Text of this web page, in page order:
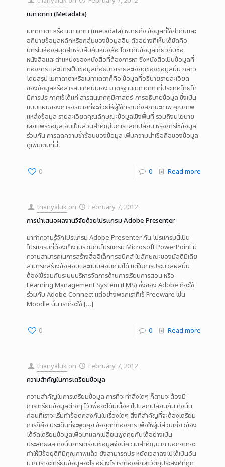
เมทาดาตา (Metadata)
เมทาดาตา หรือ เมทาเดตา (metadata) หมายถึง ข้อมูลที่ใช้กำกับและ
อภิบายข้อมูลหลักหรือกลุ่มของข้อมูลอื่น ตัวอย่างที่เห็นได้ชัดคือ
บัตรในห้องสมุดสำหรับสืบค้นหนังสือ โดยเก็บข้อมูลเกี่ยวกับชื่อ
หนังสือและตำแหน่งของหนังสือที่ต้องการหา ซึ่งหนังสือเป็นข้อมูลที่
ต้องการ และบัตรเป็นข้อมูลที่อธิบายรายละเอียดของข้อมูลนั้น กล่าว
โดยสรุป เมทาดาตาหรือเมทาเดตาก็คือ ข้อมูลที่อธิบายรายละเอียด
ของข้อมูลหรือสารสนเทศนั่นเอง มาตรฐานเมทาดาตาที่ประเทศไทยได้
มีการประกาศใช้ได้แก่ สารสนเทศภูมิศาสตร์-การอธิบายข้อมูล ซึ่งเป็น
แบบแผนของการอธิบายที่จะช่วยให้ผู้ใช้ทราบถึงสถานะภาพ คุณภาพ
แหล่งข้อมูล รายละเอียดคุณลักษณะข้อมูลเชิงพื้นที่ รวมถึงนโยบาย
เผยแพร่ข้อมูล อันเป็นส่วนสำคัญในการแลกเปลี่ยน หรือการใช้ข้อมูล
ร่วมกัน การลดความซ้ำซ้อนของข้อมูล เพิ่มความน่าเชื่อถือของข้อมูล
ดูเพิ่มเติมที่นี่
0 0 Read more
thanyaluk on
February 7, 2012
การนำเสนอผลงานวิจัยด้วยโปรแกรม Adobe Presenter
มาทำความรู้จักโปรแกรม Adobe Presenter กัน โปรแกรมนี้เป็น
โปรแกรมที่ต้องทำงานร่วมกับโปรแกรม Microsoft PowerPoint มี
ความสามารถในการสร้างสื่ออิเล็กทรอนิกส์ ในลักษณะของมัลติมีเดีย
สามารถสร้างข้อสอบและแบบสอบถามได้ แต่ในการประมวลผลนั้น
ต้องใช้ร่วมกับระบบบริหารจัดการด้านการเรียนการสอน หรือ
Learning Management System (LMS) ซึ่งของ Adobe ก็จะใช้
ร่วมกับ Adobe Connect แต่อย่างพวกเราที่ใช้ Freeware เช่น
Moodle นั้น เราก็จะใช้ […]
0 0 Read more
thanyaluk on
February 7, 2012
ความสำคัญในการเตรียมข้อมูล
ความสำคัญในการเตรียมข้อมูล การที่จะทำสิ่งใดๆ ก็ตามจะต้องมี
การเตรียมข้อมูลต่างๆ ไว้ เพื่อจะได้มีเนื้อหาไปแลกเปลี่ยนกัน ดังนั้น
ก่อนที่เราจะเริ่มทำข้อตกลงกันในเรื่องใดๆ สิ่งที่สำคัญที่จะต้องเตรียม
การก็คือ ประเด็นที่จะพูดคุย ข้อยุติที่ต้องการ เพื่อให้ผู้มีส่วนเกี่ยวข้อง
ได้จัดเตรียมข้อมูลเพื่อมาแลกเปลี่ยนพูดคุยกันได้อย่างเป็น
ประสิทธิผล ดังนั้นการเตรียมข้อมูลจึงมีความสำคัญมาก นอกจากจะ
ทำให้มีข้อยุติที่มีคุณภาพแล้ว ยังสามารถประหยัดเวลาลงไปได้เป็นอัน
มาก เราจะเตรียมข้อมูลอะไร อย่างไร เราต้องศึกษาวัตถุประสงค์ที่ถูก